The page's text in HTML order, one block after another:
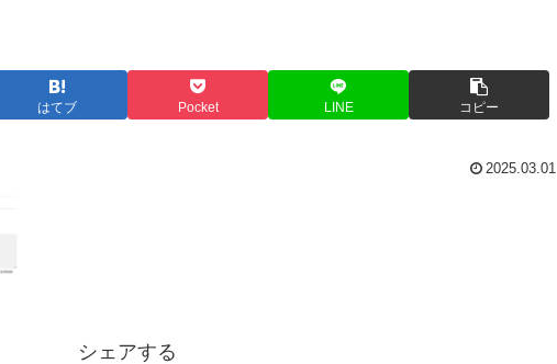
はてブ Pocket LINE コピー
2025.03.01
シェアする